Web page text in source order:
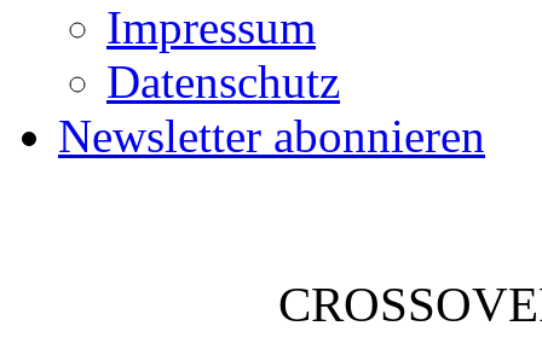
Impressum
Datenschutz
Newsletter abonnieren